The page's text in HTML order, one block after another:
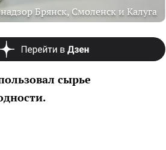
Брянск, Смоленск и Калуга
сырье